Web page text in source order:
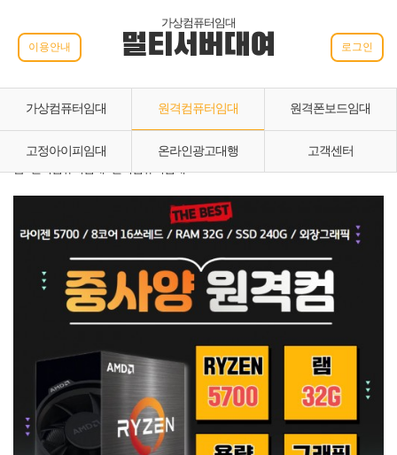
가상컴퓨터임대
멀티서버대여
이용안내 로그인
가상컴퓨터임대 원격컴퓨터임대 원격폰보드임대
고정아이피임대 온라인광고대행
고객센터
홈 › 원격컴퓨터임대 › 원격컴퓨터임대